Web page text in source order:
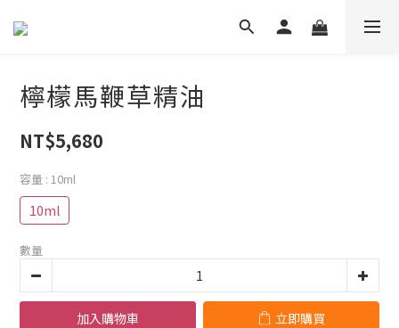
檸檬馬鞭草精油
NT$5,680
容量 : 10ml
10ml
數量
加入購物車 立即購買